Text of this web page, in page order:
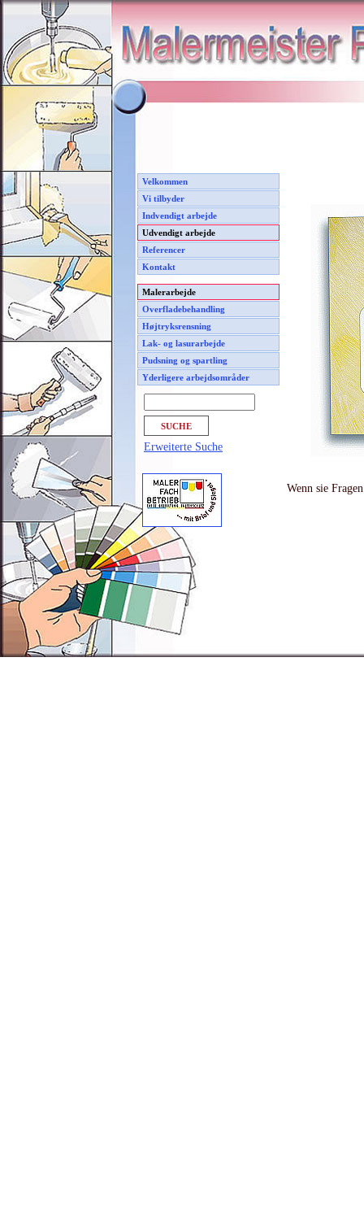
Velkommen
Vi tilbyder
Indvendigt arbejde
Udvendigt arbejde
Referencer
Kontakt
Malerarbejde
Overfladebehandling
Højtryksrensning
Lak- og lasurarbejde
Pudsning og spartling
Yderligere arbejdsområder
Erweiterte Suche
Wenn sie